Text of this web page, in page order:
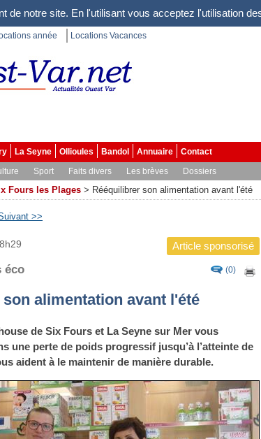
de notre site. En l'utilisant vous acceptez l'utilisation
année Locations Vacances
La Seyne Ollioules Bandol Annuaire
Contact
Sport Faits divers Les brèves Dossiers
Fours les Plages > Rééquilibrer son alimentation avant l'été
>>
Article sponsorisé
(0)
éco
alimentation avant l'été
de Six Fours et La Seyne sur Mer vous
une perte de poids progressif jusqu’à l’atteinte de
aident à le maintenir de manière durable.